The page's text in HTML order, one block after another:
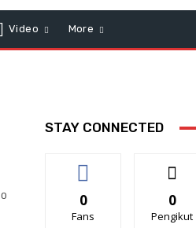
Video More
0
STAY CONNECTED
0
Fans
0
Pengikut